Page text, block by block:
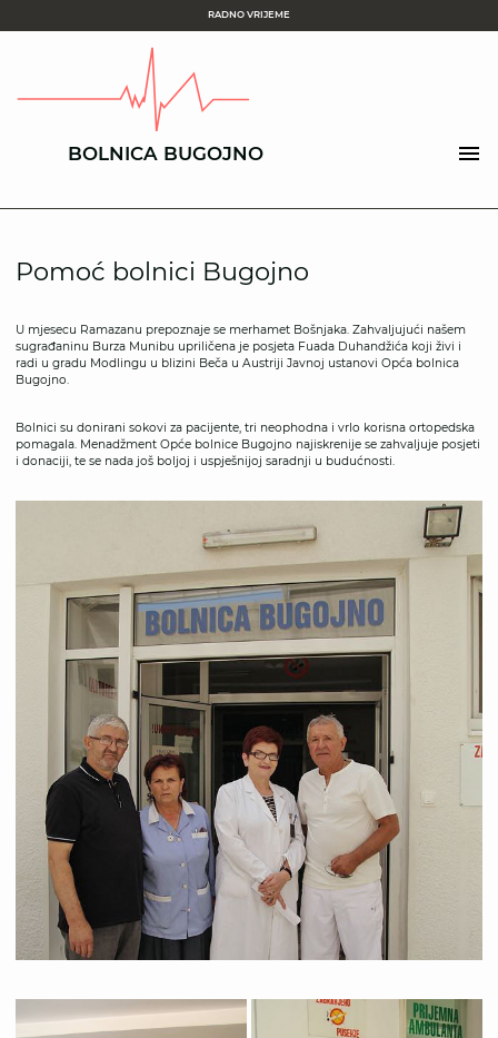
RADNO VRIJEME
BOLNICA BUGOJNO
Pomoć bolnici Bugojno
U mjesecu Ramazanu prepoznaje se merhamet Bošnjaka. Zahvaljujući našem
sugrađaninu Burza Munibu upriličena je posjeta Fuada Duhandžića koji živi i
radi u gradu Modlingu u blizini Beča u Austriji Javnoj ustanovi Opća bolnica
Bugojno.
Bolnici su donirani sokovi za pacijente, tri neophodna i vrlo korisna ortopedska
pomagala. Menadžment Opće bolnice Bugojno najiskrenije se zahvaljuje posjeti
i donaciji, te se nada još boljoj i uspješnijoj saradnji u budućnosti.